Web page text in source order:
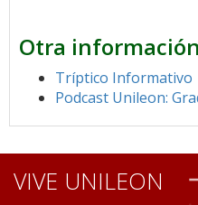
Otra
Tríptico Informativo
Podcast Unileon:
VIVE UNILEON